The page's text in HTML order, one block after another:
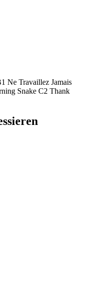
Ne Travaillez Jamais
Snake C2 Thank